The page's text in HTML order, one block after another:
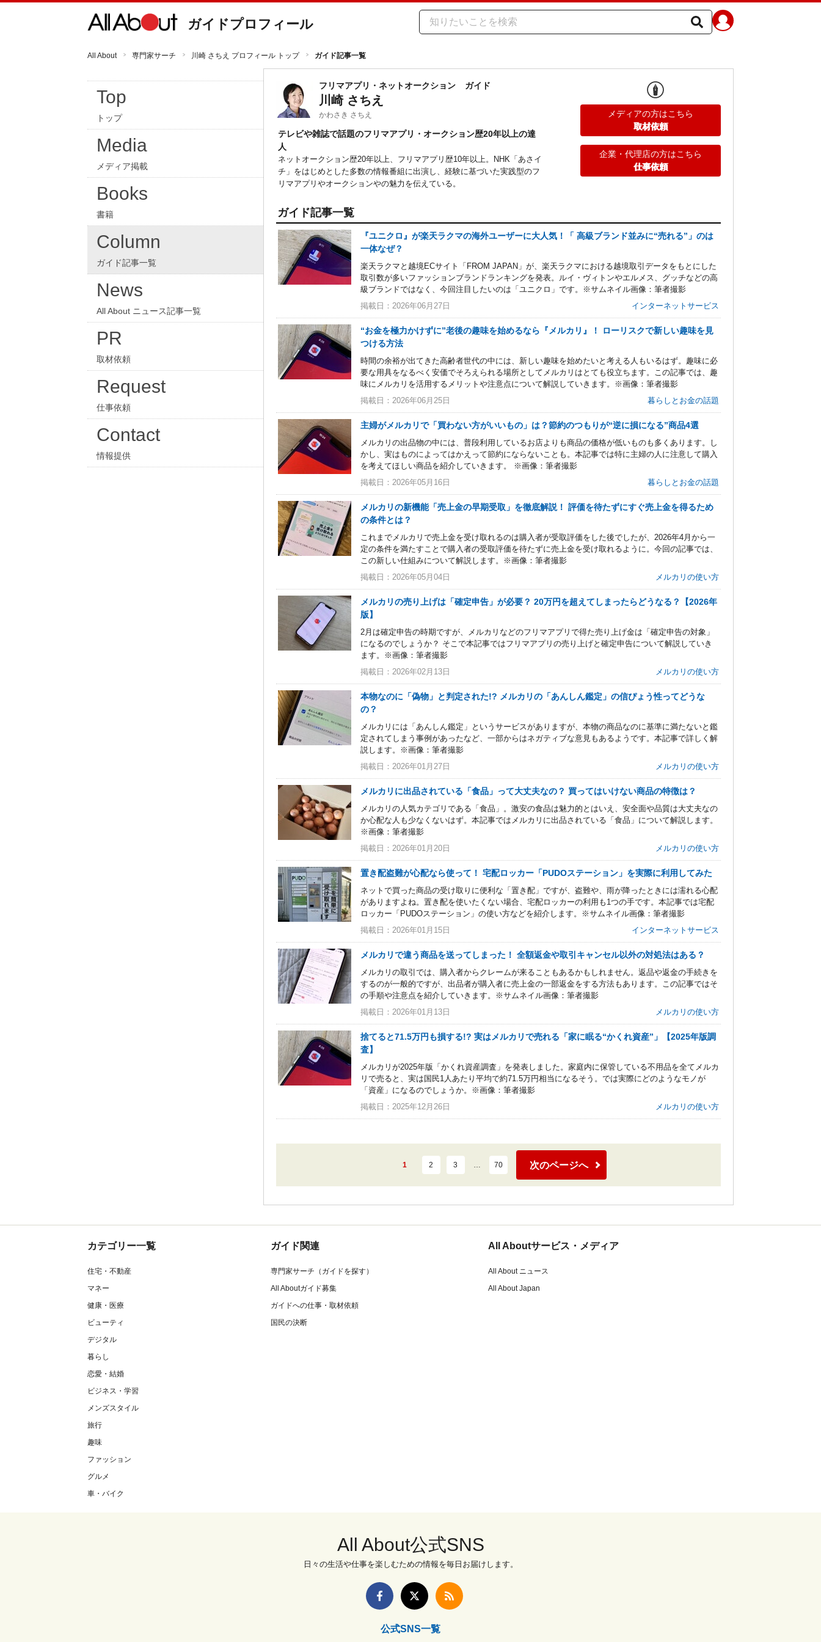
ガイドプロフィール
All About 専門家サーチ 川崎 さちえ プロフィール トップ ガイド記事一覧
Top
トップ
Media
メディア掲載
Books
書籍
Column
ガイド記事一覧
News
All About ニュース記事一覧
PR
取材依頼
Request
仕事依頼
Contact
情報提供
フリマアプリ・ネットオークション ガイド
川崎 さちえ
かわさき さちえ
テレビや雑誌で話題のフリマアプリ・オークション歴20年以上の達
人
ネットオークション歴20年以上、フリマアプリ歴10年以上。NHK「あさイ
チ」をはじめとした多数の情報番組に出演し、経験に基づいた実践型のフ
リマアプリやオークションやの魅力を伝えている。
メディアの方はこちら
取材依頼
企業・代理店の方はこちら
仕事依頼
ガイド記事一覧
『ユニクロ』が楽天ラクマの海外ユーザーに大人気！「 高級ブランド並みに“売れる”」のは
一体なぜ？
楽天ラクマと越境ECサイト「FROM JAPAN」が、楽天ラクマにおける越境取引データをもとにした
取引数が多いファッションブランドランキングを発表。ルイ・ヴィトンやエルメス、グッチなどの高
級ブランドではなく、今回注目したいのは「ユニクロ」です。※サムネイル画像：筆者撮影
掲載日：2026年06月27日
インターネットサービス
“お金を極力かけずに”老後の趣味を始めるなら『メルカリ』！ ローリスクで新しい趣味を見
つける方法
時間の余裕が出てきた高齢者世代の中には、新しい趣味を始めたいと考える人もいるはず。趣味に必
要な用具をなるべく安価でそろえられる場所としてメルカリはとても役立ちます。この記事では、趣
味にメルカリを活用するメリットや注意点について解説していきます。※画像：筆者撮影
掲載日：2026年06月25日
暮らしとお金の話題
主婦がメルカリで「買わない方がいいもの」は？節約のつもりが“逆に損になる”商品4選
メルカリの出品物の中には、普段利用しているお店よりも商品の価格が低いものも多くあります。し
かし、実はものによってはかえって節約にならないことも。本記事では特に主婦の人に注意して購入
を考えてほしい商品を紹介していきます。 ※画像：筆者撮影
掲載日：2026年05月16日
暮らしとお金の話題
メルカリの新機能「売上金の早期受取」を徹底解説！ 評価を待たずにすぐ売上金を得るため
の条件とは？
これまでメルカリで売上金を受け取れるのは購入者が受取評価をした後でしたが、2026年4月から一
定の条件を満たすことで購入者の受取評価を待たずに売上金を受け取れるように。今回の記事では、
この新しい仕組みについて解説します。※画像：筆者撮影
掲載日：2026年05月04日
メルカリの使い方
メルカリの売り上げは「確定申告」が必要？ 20万円を超えてしまったらどうなる？【2026年
版】
2月は確定申告の時期ですが、メルカリなどのフリマアプリで得た売り上げ金は「確定申告の対象」
になるのでしょうか？ そこで本記事ではフリマアプリの売り上げと確定申告について解説していき
ます。※画像：筆者撮影
掲載日：2026年02月13日
メルカリの使い方
本物なのに「偽物」と判定された!? メルカリの「あんしん鑑定」の信ぴょう性ってどうな
の？
メルカリには「あんしん鑑定」というサービスがありますが、本物の商品なのに基準に満たないと鑑
定されてしまう事例があったなど、一部からはネガティブな意見もあるようです。本記事で詳しく解
説します。※画像：筆者撮影
掲載日：2026年01月27日
メルカリの使い方
メルカリに出品されている「食品」って大丈夫なの？ 買ってはいけない商品の特徴は？
メルカリの人気カテゴリである「食品」。激安の食品は魅力的とはいえ、安全面や品質は大丈夫なの
か心配な人も少なくないはず。本記事ではメルカリに出品されている「食品」について解説します。
※画像：筆者撮影
掲載日：2026年01月20日
メルカリの使い方
置き配盗難が心配なら使って！ 宅配ロッカー「PUDOステーション」を実際に利用してみた
ネットで買った商品の受け取りに便利な「置き配」ですが、盗難や、雨が降ったときには濡れる心配
がありますよね。置き配を使いたくない場合、宅配ロッカーの利用も1つの手です。本記事では宅配
ロッカー「PUDOステーション」の使い方などを紹介します。※サムネイル画像：筆者撮影
掲載日：2026年01月15日
インターネットサービス
メルカリで違う商品を送ってしまった！ 全額返金や取引キャンセル以外の対処法はある？
メルカリの取引では、購入者からクレームが来ることもあるかもしれません。返品や返金の手続きを
するのが一般的ですが、出品者が購入者に売上金の一部返金をする方法もあります。この記事ではそ
の手順や注意点を紹介していきます。※サムネイル画像：筆者撮影
掲載日：2026年01月13日
メルカリの使い方
捨てると71.5万円も損する!? 実はメルカリで売れる「家に眠る“かくれ資産”」【2025年版調
査】
メルカリが2025年版「かくれ資産調査」を発表しました。家庭内に保管している不用品を全てメルカ
リで売ると、実は国民1人あたり平均で約71.5万円相当になるそう。では実際にどのようなモノが
「資産」になるのでしょうか。※画像：筆者撮影
掲載日：2025年12月26日
メルカリの使い方
1 2 3 … 70 次のページへ
カテゴリー一覧
住宅・不動産
マネー
健康・医療
ビューティ
デジタル
暮らし
恋愛・結婚
ビジネス・学習
メンズスタイル
旅行
趣味
ファッション
グルメ
車・バイク
ガイド関連
専門家サーチ（ガイドを探す）
All Aboutガイド募集
ガイドへの仕事・取材依頼
国民の決断
All Aboutサービス・メディア
All About ニュース
All About Japan
All About公式SNS
日々の生活や仕事を楽しむための情報を毎日お届けします。
公式SNS一覧